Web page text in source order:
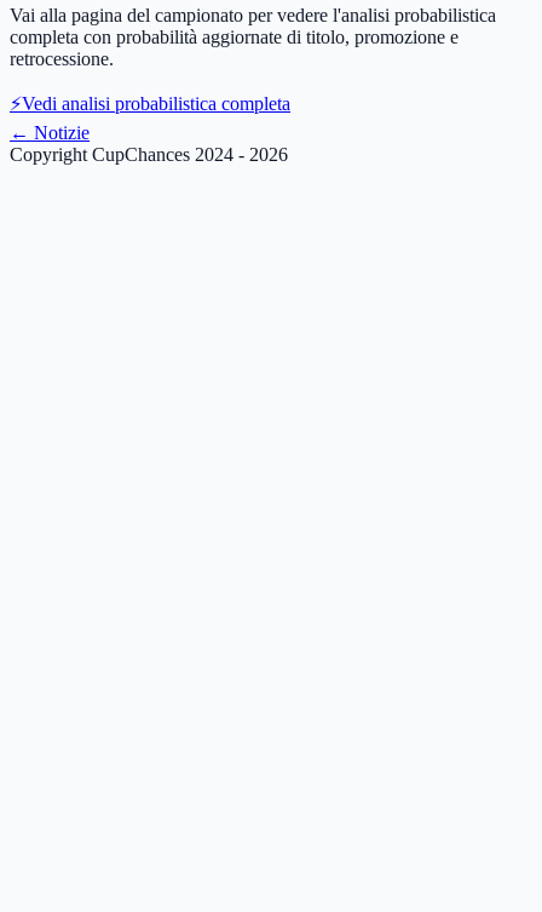
Vai alla pagina del campionato per vedere l'analisi probabilistica
completa con probabilità aggiornate di titolo, promozione e
retrocessione.
⚡Vedi analisi probabilistica completa
← Notizie
Copyright CupChances 2024 - 2026